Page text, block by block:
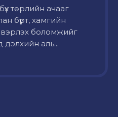
төрлийн ачааг
бүрт, хамгийн
боломжийг
аль...